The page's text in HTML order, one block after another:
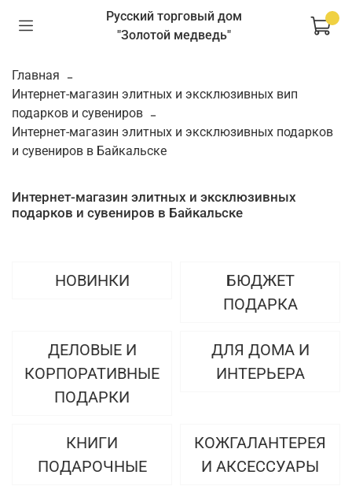
Русский торговый дом
"Золотой медведь"
Главная
Интернет-магазин элитных и эксклюзивных вип
подарков и сувениров
Интернет-магазин элитных и эксклюзивных подарков
и сувениров в Байкальске
Интернет-магазин элитных и эксклюзивных
подарков и сувениров в Байкальске
НОВИНКИ
БЮДЖЕТ
ПОДАРКА
ДЕЛОВЫЕ И
КОРПОРАТИВНЫЕ
ПОДАРКИ
ДЛЯ ДОМА И
ИНТЕРЬЕРА
КНИГИ
ПОДАРОЧНЫЕ
КОЖГАЛАНТЕРЕЯ
И АКСЕССУАРЫ